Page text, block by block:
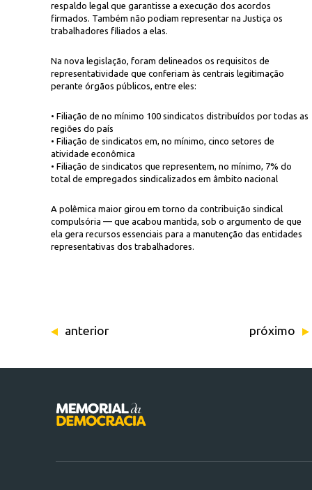
respaldo legal que garantisse a execução dos acordos
firmados. Também não podiam representar na Justiça os
trabalhadores filiados a elas.
Na nova legislação, foram delineados os requisitos de
representatividade que conferiam às centrais legitimação
perante órgãos públicos, entre eles:
• Filiação de no mínimo 100 sindicatos distribuídos por todas as
regiões do país
• Filiação de sindicatos em, no mínimo, cinco setores de
atividade econômica
• Filiação de sindicatos que representem, no mínimo, 7% do
total de empregados sindicalizados em âmbito nacional
A polêmica maior girou em torno da contribuição sindical
compulsória — que acabou mantida, sob o argumento de que
ela gera recursos essenciais para a manutenção das entidades
representativas dos trabalhadores.
anterior próximo
anos posteriores à lei